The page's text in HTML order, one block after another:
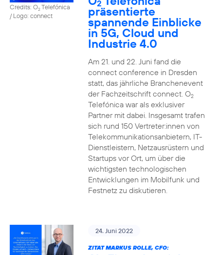
Credits: O2Telefónica
/ Logo: connect
2
präsentierte
spannende Einblicke
in 5G, Cloud und
Industrie 4.0
Am 21. und 22. Juni fand die
connect conference in Dresden
statt, das jährliche Branchenevent
der Fachzeitschrift connect. O2
Telefónica war als exklusiver
Partner mit dabei. Insgesamt trafen
sich rund 150 Vertreter:innen von
Telekommunikationsanbietern, IT-
Dienstleistern, Netzausrüstern und
Startups vor Ort, um über die
wichtigsten technologischen
Entwicklungen im Mobilfunk und
Festnetz zu diskutieren.
24. Juni 2022
ZITAT MARKUS ROLLE, CFO: